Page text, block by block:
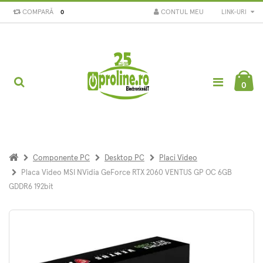
COMPARĂ 0 LINK-URI
CONTUL MEU
0
Componente PC Desktop PC
Placi Video
Placa Video MSI NVidia GeForce RTX 2060 VENTUS GP OC 6GB
GDDR6 192bit